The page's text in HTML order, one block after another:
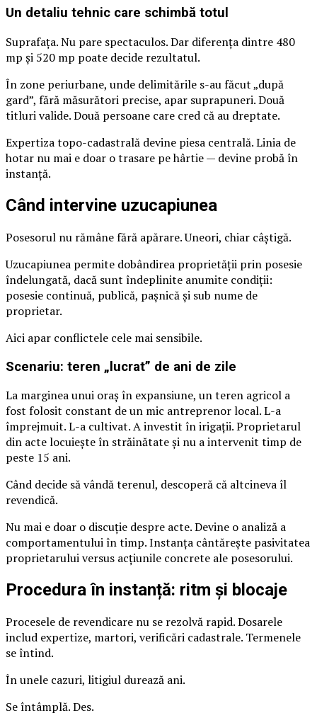
Un detaliu tehnic care schimbă totul
Suprafața. Nu pare spectaculos. Dar diferența dintre 480
mp și 520 mp poate decide rezultatul.
În zone periurbane, unde delimitările s-au făcut „după
gard”, fără măsurători precise, apar suprapuneri. Două
titluri valide. Două persoane care cred că au dreptate.
Expertiza topo-cadastrală devine piesa centrală. Linia de
hotar nu mai e doar o trasare pe hârtie — devine probă în
instanță.
Când intervine uzucapiunea
Posesorul nu rămâne fără apărare. Uneori, chiar câștigă.
Uzucapiunea permite dobândirea proprietății prin posesie
îndelungată, dacă sunt îndeplinite anumite condiții:
posesie continuă, publică, pașnică și sub nume de
proprietar.
Aici apar conflictele cele mai sensibile.
Scenariu: teren „lucrat” de ani de zile
La marginea unui oraș în expansiune, un teren agricol a
fost folosit constant de un mic antreprenor local. L-a
împrejmuit. L-a cultivat. A investit în irigații. Proprietarul
din acte locuiește în străinătate și nu a intervenit timp de
peste 15 ani.
Când decide să vândă terenul, descoperă că altcineva îl
revendică.
Nu mai e doar o discuție despre acte. Devine o analiză a
comportamentului în timp. Instanța cântărește pasivitatea
proprietarului versus acțiunile concrete ale posesorului.
Procedura în instanță: ritm și blocaje
Procesele de revendicare nu se rezolvă rapid. Dosarele
includ expertize, martori, verificări cadastrale. Termenele
se întind.
În unele cazuri, litigiul durează ani.
Se întâmplă. Des.